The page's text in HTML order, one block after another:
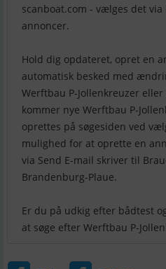
scanboat.com - vælges det
annoncer.
Hold dig opdateret, opret en
automatisk besked med
Werftbau P-Jollenkreuzer
kommer nye Werftbau P-
oprettes på søgesiden ved
mulighed for at oprette en
via Send E-mail skriver til
Brandenburg-Plaue.
Er du på udkig efter bådtest